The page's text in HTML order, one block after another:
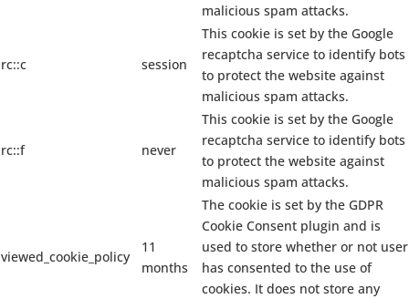
malicious spam attacks.
rc::c session
This cookie is set by the Google
recaptcha service to identify bots
to protect the website against
malicious spam attacks.
rc::f never
This cookie is set by the Google
recaptcha service to identify bots
to protect the website against
malicious spam attacks.
viewed_cookie_policy
11
months
The cookie is set by the GDPR
Cookie Consent plugin and is
used to store whether or not user
has consented to the use of
cookies. It does not store any